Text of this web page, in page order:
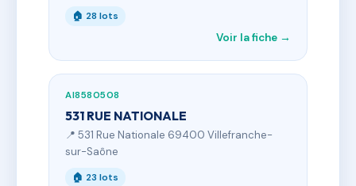
🏠 28 lots
Voir la fiche →
AI8580508
531 RUE NATIONALE
📍 531 Rue Nationale 69400 Villefranche-
sur-Saône
🏠 23 lots